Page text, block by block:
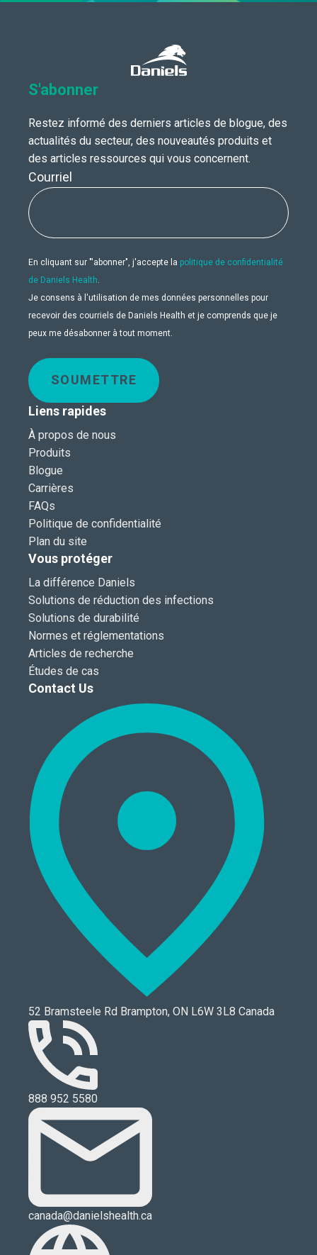
S'abonner
Restez informé des derniers articles de blogue, des
actualités du secteur, des nouveautés produits et
des articles ressources qui vous concernent.
Courriel
En cliquant sur "'abonner", j'accepte la politique de confidentialité
de Daniels Health.
Je consens à l'utilisation de mes données personnelles pour
recevoir des courriels de Daniels Health et je comprends que je
peux me désabonner à tout moment.
SOUMETTRE
Liens rapides
À propos de nous
Produits
Blogue
Carrières
FAQs
Politique de confidentialité
Plan du site
Vous protéger
La différence Daniels
Solutions de réduction des infections
Solutions de durabilité
Normes et réglementations
Articles de recherche
Études de cas
Contact Us
52 Bramsteele Rd Brampton, ON L6W 3L8 Canada
888 952 5580
canada@danielshealth.ca